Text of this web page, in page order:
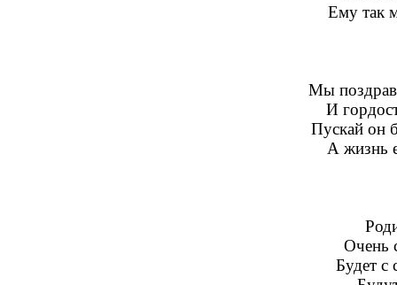
Ему так
Мы
И
Пускай он
А жизнь
Очень
Будет с